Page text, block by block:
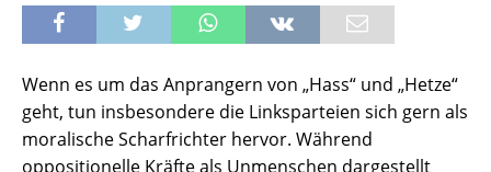
Wenn es um das Anprangern von „Hass“ und „Hetze“
geht, tun insbesondere die Linksparteien sich gern als
moralische Scharfrichter hervor. Während
oppositionelle Kräfte als Unmenschen dargestellt